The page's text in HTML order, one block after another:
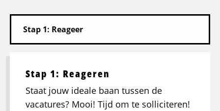
Stap 1: Reageren
Staat jouw ideale baan tussen de
vacatures? Mooi! Tijd om te solliciteren!